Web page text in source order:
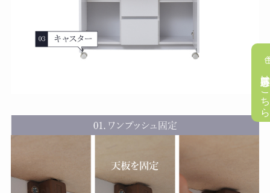
懸賞応